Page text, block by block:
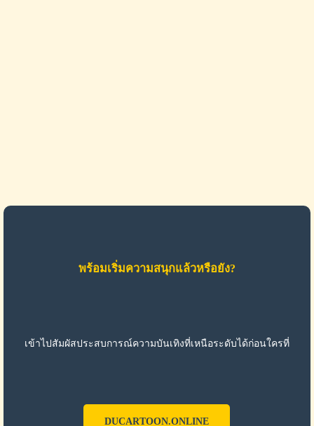
พร้อมเริ่มความสนุกแล้วหรือยัง?
เข้าไปสัมผัสประสบการณ์ความบันเทิงที่เหนือระดับได้ก่อนใครที่
DUCARTOON.ONLINE